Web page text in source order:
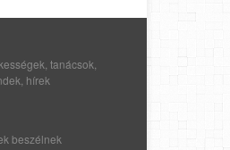
tanácsok,
hírek
beszélnek